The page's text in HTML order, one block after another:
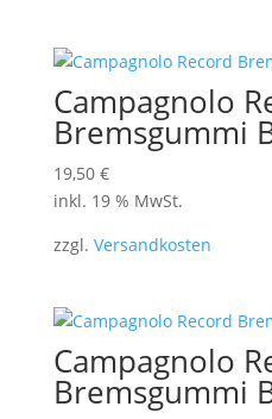
Campagnolo
Bremsgummi
19,50 €
inkl. 19 % MwSt.
zzgl. Versandkosten
Campagnolo
Bremsgummi